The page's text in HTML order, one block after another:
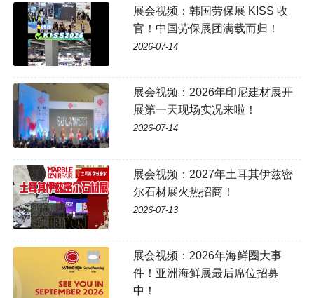
展会视频：韩国劳保展 KISS 收
官！中国劳保展团满载而归！
2026-07-14
展会视频：2026年印尼建材展开
展第一天现场实况来啦！
2026-07-14
展会视频：2027年土耳其伊兹密
尔石材展火热招商！
2026-07-13
展会视频：2026年海鲜圈大事
件！亚洲海鲜展最后席位招募
中！